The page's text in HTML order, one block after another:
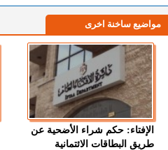
مواضيع ساخنة اخرى
الإفتاء: حكم شراء الأضحية عن
طريق البطاقات الائتمانية